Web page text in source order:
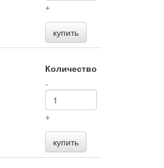
+
купить
Количество
-
+
купить